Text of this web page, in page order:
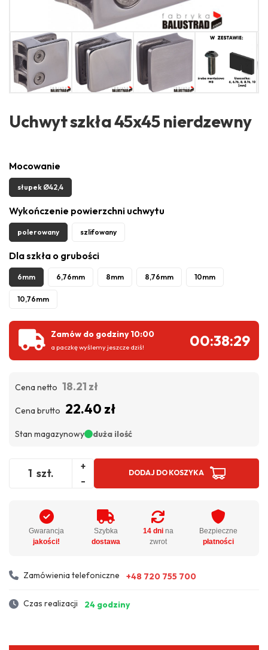
Uchwyt szkła 45x45 nierdzewny
Mocowanie
słupek Ø42,4
Wykończenie powierzchni uchwytu
polerowany szlifowany
Dla szkła o grubości
6mm 6,76mm 8mm 8,76mm 10mm
10,76mm
Zamów do godziny 10:00
a paczkę wyślemy jeszcze dziś! 00:38:29
Cena netto 18.21 zł
Cena brutto 22.40 zł
Stan magazynowy duża ilość
szt.
+
-
DODAJ DO KOSZYKA
Gwarancja
jakości!
Szybka
dostawa
14 dnina
zwrot
Bezpieczne
płatności
Zamówienia telefoniczne +48 720 755 700
Czas realizacji 24 godziny